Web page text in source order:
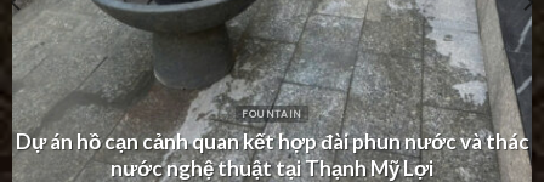
FOUNTAIN
Dự án thác nước tường hiện đại tại Khu Dân Cư Hà Đô
Villa